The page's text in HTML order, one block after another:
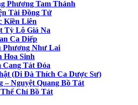
Phương Tam Thánh
Tài Đồng Tử
Kiền Liên
Tỳ Lô Giá Na
Ca Diếp
Phương Như Lai
Hoa Sinh
Tát Đỏa
(Di Đà Thích Ca Dược Sư)
– Nguyệt Quang Bồ Tát
Chí Bồ Tát